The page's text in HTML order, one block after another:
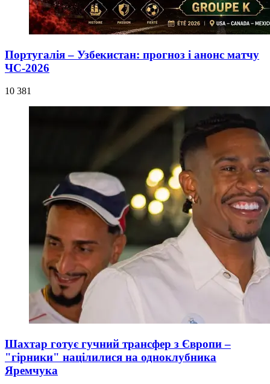
Португалія – Узбекистан: прогноз і анонс матчу
ЧС-2026
10 381
Шахтар готує гучний трансфер з Європи –
"гірники" націлилися на одноклубника
Яремчука